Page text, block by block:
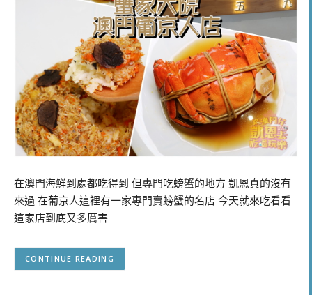
在澳門海鮮到處都吃得到 但專門吃螃蟹的地方 凱恩真的沒有
來過 在葡京人這裡有一家專門賣螃蟹的名店 今天就來吃看看
這家店到底又多厲害
CONTINUE READING